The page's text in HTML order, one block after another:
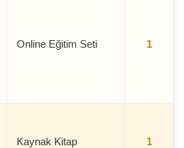
Online Eğitim Seti 1
Kaynak Kitap 1